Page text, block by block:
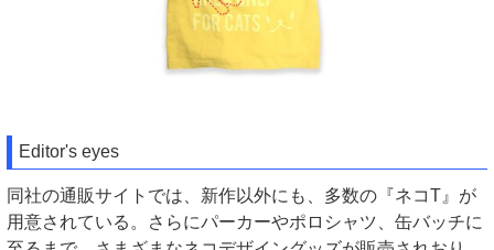
Editor's eyes
同社の通販サイトでは、新作以外にも、多数の『ネコT』が
用意されている。さらにパーカーやポロシャツ、缶バッチに